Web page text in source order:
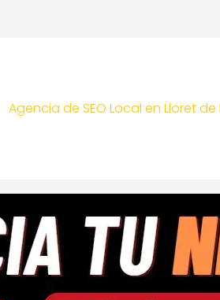
Agencia de SEO Local en Lloret